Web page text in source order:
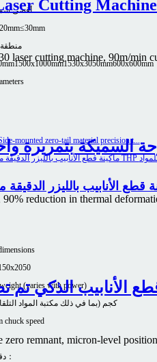
أقصى
≤30mm
منطقة
1500x1000mm1530x3050mm600x600mm
(varies with power)
3800 كجم (بما في ذلك مكتبة المواد
chuck speed
دقة التحديد：
Cutting
laser cutting machine, 90m/
السميكة بتمريرة
reduction in thermal
remnant, micron-level